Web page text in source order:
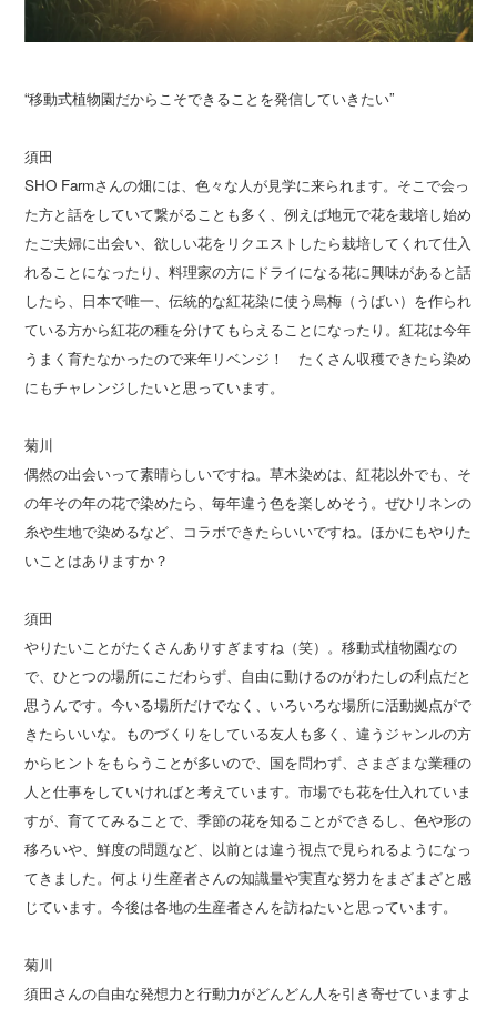
“移動式植物園だからこそできることを発信していきたい”
須田
SHO Farmさんの畑には、色々な人が見学に来られます。そこで会っ
た方と話をしていて繋がることも多く、例えば地元で花を栽培し始め
たご夫婦に出会い、欲しい花をリクエストしたら栽培してくれて仕入
れることになったり、料理家の方にドライになる花に興味があると話
したら、日本で唯一、伝統的な紅花染に使う烏梅（うばい）を作られ
ている方から紅花の種を分けてもらえることになったり。紅花は今年
うまく育たなかったので来年リベンジ！ たくさん収穫できたら染め
にもチャレンジしたいと思っています。
菊川
偶然の出会いって素晴らしいですね。草木染めは、紅花以外でも、そ
の年その年の花で染めたら、毎年違う色を楽しめそう。ぜひリネンの
糸や生地で染めるなど、コラボできたらいいですね。ほかにもやりた
いことはありますか？
須田
やりたいことがたくさんありすぎますね（笑）。移動式植物園なの
で、ひとつの場所にこだわらず、自由に動けるのがわたしの利点だと
思うんです。今いる場所だけでなく、いろいろな場所に活動拠点がで
きたらいいな。ものづくりをしている友人も多く、違うジャンルの方
からヒントをもらうことが多いので、国を問わず、さまざまな業種の
人と仕事をしていければと考えています。市場でも花を仕入れていま
すが、育ててみることで、季節の花を知ることができるし、色や形の
移ろいや、鮮度の問題など、以前とは違う視点で見られるようになっ
てきました。何より生産者さんの知識量や実直な努力をまざまざと感
じています。今後は各地の生産者さんを訪ねたいと思っています。
菊川
須田さんの自由な発想力と行動力がどんどん人を引き寄せていますよ